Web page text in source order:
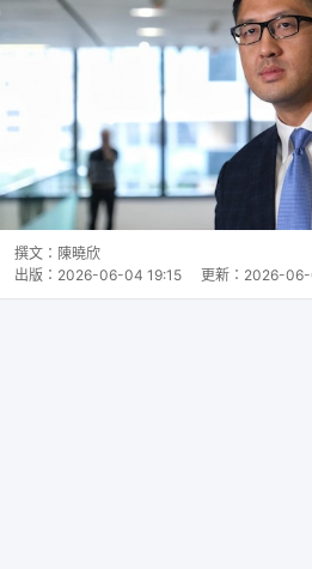
撰文： 陳曉欣
出版： 2026-06-04 19:15 更新： 2026-